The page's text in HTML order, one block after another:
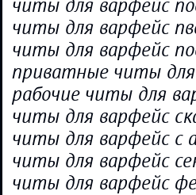
читы для варфейс
читы для варфейс
читы для варфейс
приватные читы
рабочие читы для
читы для варфейс
читы для варфейс с
читы для варфейс
читы для варфейс